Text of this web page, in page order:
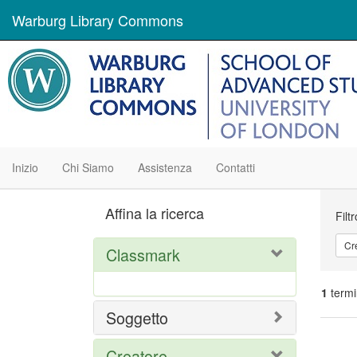
Warburg Library Commons
Inizio Chi Siamo Assistenza Contatti
1
Affina la ricerca
Classmark
Soggetto